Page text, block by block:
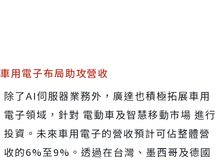
車用電子布局助攻營收
除了AI伺服器業務外，廣達也積極拓展車用
電子領域，針對 電動車及智慧移動市場 進行
投資。未來車用電子的營收預計可佔整體營
收的6%至9%。透過在台灣、墨西哥及德國